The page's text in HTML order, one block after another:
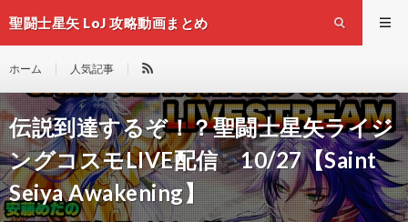
聖闘士星矢 LoJ 攻略動画まとめ
ホーム 人気記事
伝説到達するぞ！？聖闘士星矢ライジ
ングコスモLIVE配信 10/27【Saint
Seiya Awakening】